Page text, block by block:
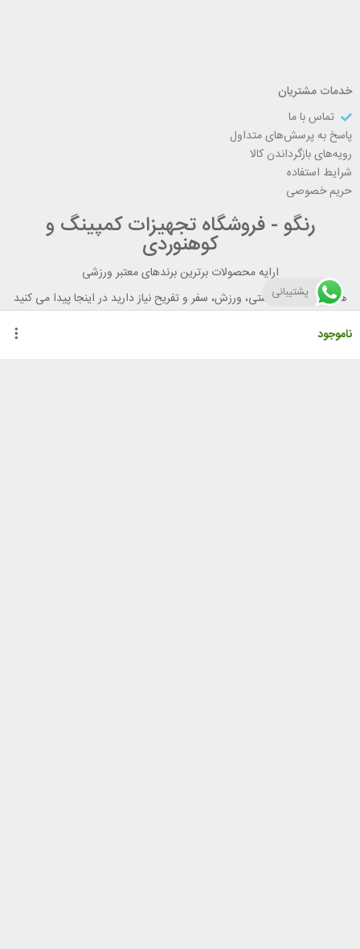
ناموجود
خدمات مشتریان
تماس با ما
پاسخ به پرسش‌های متداول
رویه‌های بازگرداندن کالا
شرایط استفاده
حریم خصوصی
رنگو - فروشگاه تجهیزات کمپینگ و
کوهنوردی
ارایه محصولات برترین برندهای معتبر ورزشی
هر آنچه برای تندرستی، ورزش، سفر و تفریح نیاز دارید در اینجا پیدا می کنید
پشتیبانی